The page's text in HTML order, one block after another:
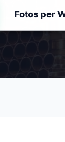
Fotos per